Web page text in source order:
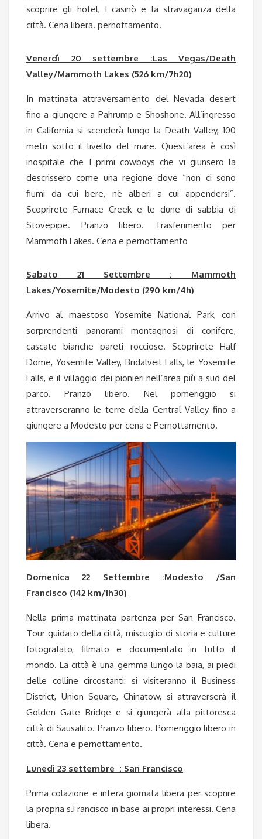
scoprire gli hotel, I casinò e la stravaganza della
città. Cena libera. pernottamento.
Venerdì 20 settembre :Las Vegas/Death
Valley/Mammoth Lakes (526 km/7h20)
In mattinata attraversamento del Nevada desert
fino a giungere a Pahrump e Shoshone. All’ingresso
in California si scenderà lungo la Death Valley, 100
metri sotto il livello del mare. Quest’area è così
inospitale che I primi cowboys che vi giunsero la
descrissero come una regione dove “non ci sono
fiumi da cui bere, nè alberi a cui appendersi”.
Scoprirete Furnace Creek e le dune di sabbia di
Stovepipe. Pranzo libero. Trasferimento per
Mammoth Lakes. Cena e pernottamento
Sabato 21 Settembre : Mammoth
Lakes/Yosemite/Modesto (290 km/4h)
Arrivo al maestoso Yosemite National Park, con
sorprendenti panorami montagnosi di conifere,
cascate bianche pareti rocciose. Scoprirete Half
Dome, Yosemite Valley, Bridalveil Falls, le Yosemite
Falls, e il villaggio dei pionieri nell’area più a sud del
parco. Pranzo libero. Nel pomeriggio si
attraverseranno le terre della Central Valley fino a
giungere a Modesto per cena e Pernottamento.
Domenica 22 Settembre :Modesto /San
Francisco (142 km/1h30)
Nella prima mattinata partenza per San Francisco.
Tour guidato della città, miscuglio di storia e culture
fotografato, filmato e documentato in tutto il
mondo. La città è una gemma lungo la baia, ai piedi
delle colline circostanti: si visiteranno il Business
District, Union Square, Chinatow, si attraverserà il
Golden Gate Bridge e si giungerà alla pittoresca
città di Sausalito. Pranzo libero. Pomeriggio libero in
città. Cena e pernottamento.
Lunedì 23 settembre : San Francisco
Prima colazione e intera giornata libera per scoprire
la propria s.Francisco in base ai propri interessi. Cena
libera.